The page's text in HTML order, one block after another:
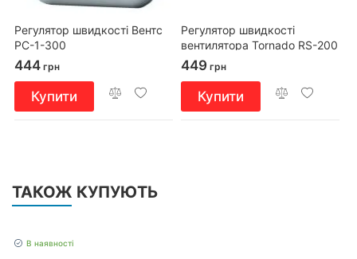
Регулятор швидкості Вентс
РС-1-300
444 грн
Купити
Регулятор швидкості
вентилятора Tornado RS-200
449 грн
Купити
ТАКОЖ КУПУЮТЬ
В наявності